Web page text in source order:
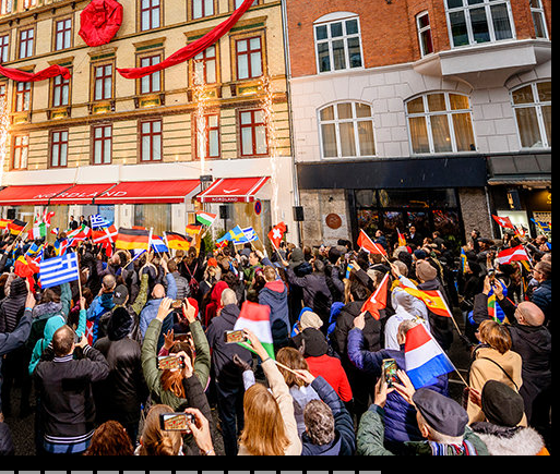
maken voor deUnited for Human Rights
Citizens Commission on Human Rights
Scientology Volunteer Ministers
Integriteit en Eerlijkheid
Het Huwelijk
De Toonschaal van
Oplossingen voor
Kinderen
Hulpmiddelen bij het
Ethiek en de Condities
De Oorzaak van
Feitenonderzoek
De Grondbeginselen